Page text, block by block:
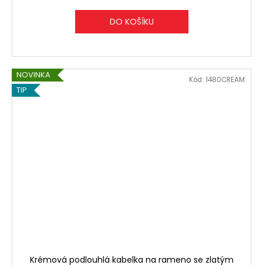
DO KOŠÍKU
NOVINKA
TIP
Krémová podlouhlá kabelka na rameno se zlatým
Kód: 1480CREAM